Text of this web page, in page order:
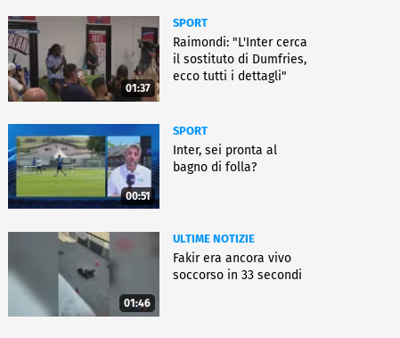
01:37
SPORT
Raimondi: "L'Inter cerca
il sostituto di Dumfries,
ecco tutti i dettagli"
00:51
SPORT
Inter, sei pronta al
bagno di folla?
01:46
ULTIME NOTIZIE
Fakir era ancora vivo
soccorso in 33 secondi